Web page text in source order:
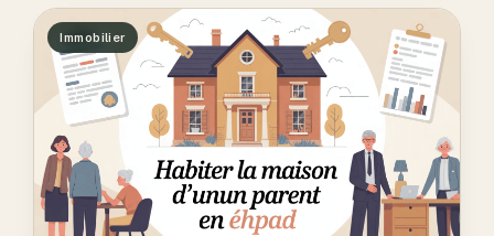
Immobilier